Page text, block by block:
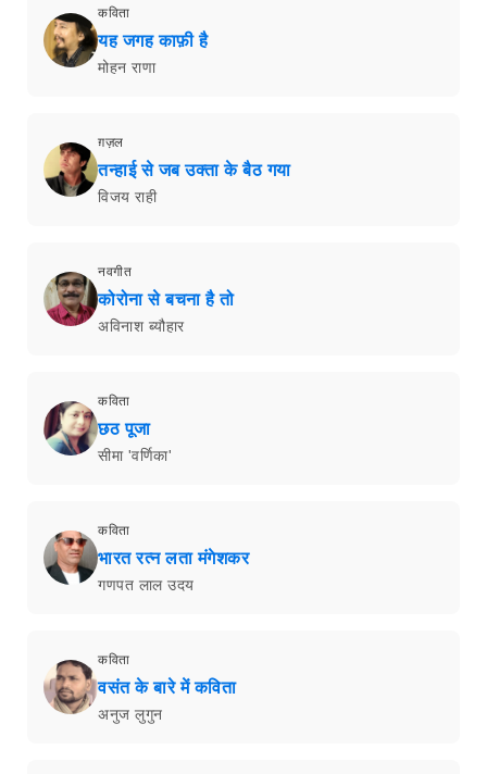
कविता
यह जगह काफ़ी है
मोहन राणा
ग़ज़ल
तन्हाई से जब उक्ता के बैठ गया
विजय राही
नवगीत
कोरोना से बचना है तो
अविनाश ब्यौहार
कविता
छठ पूजा
सीमा 'वर्णिका'
कविता
भारत रत्न लता मंगेशकर
गणपत लाल उदय
कविता
वसंत के बारे में कविता
अनुज लुगुन